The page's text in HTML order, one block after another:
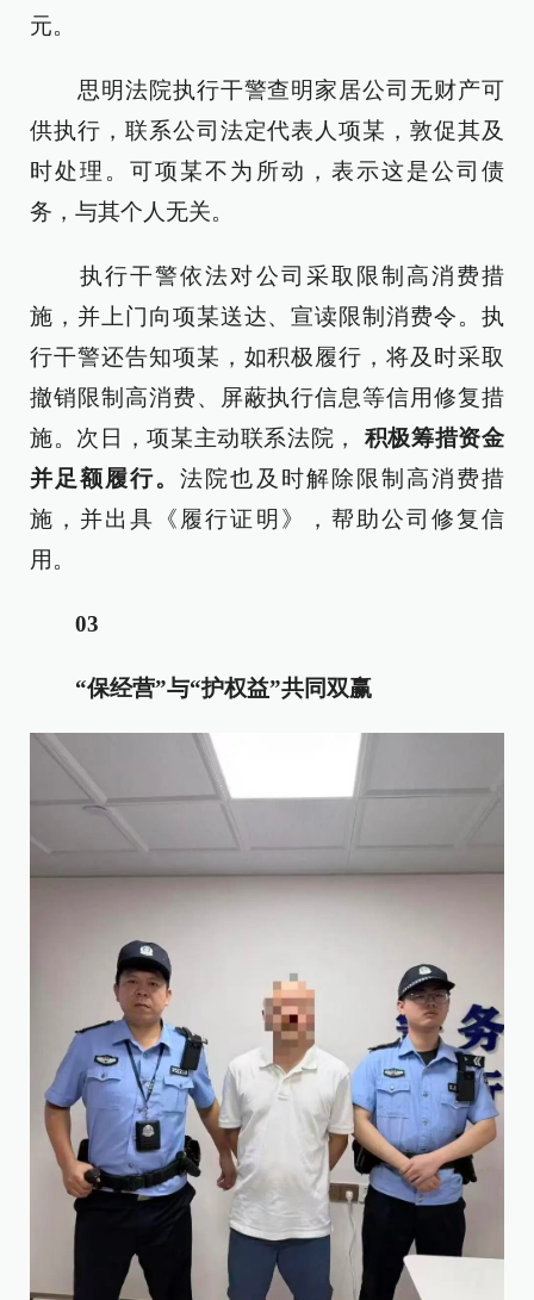
元。
思明法院执行干警查明家居公司无财产可
供执行，联系公司法定代表人项某，敦促其及
时处理。可项某不为所动，表示这是公司债
务，与其个人无关。
执行干警依法对公司采取限制高消费措
施，并上门向项某送达、宣读限制消费令。执
行干警还告知项某，如积极履行，将及时采取
撤销限制高消费、屏蔽执行信息等信用修复措
施。次日，项某主动联系法院，
积极筹措资金
并足额履行。法院也及时解除限制高消费措
施，并出具《履行证明》，帮助公司修复信
用。
03
“保经营”与“护权益”共同双赢